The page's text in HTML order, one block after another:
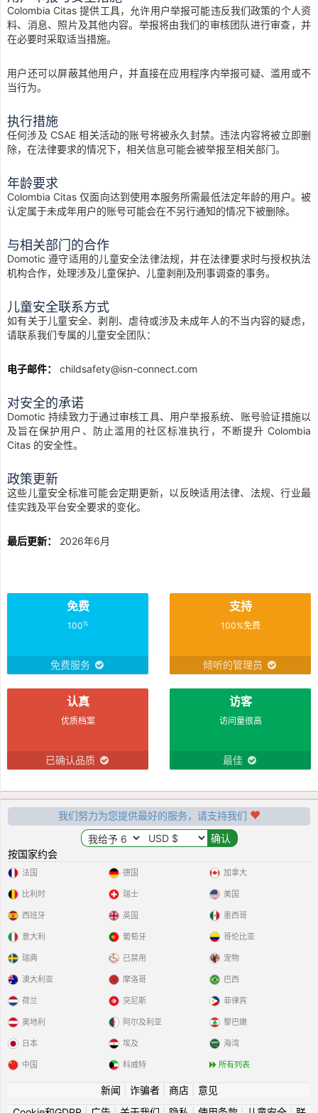
Colombia Citas 提供工具，允许用户举报可能违反我们政策的个人资
料、消息、照片及其他内容。举报将由我们的审核团队进行审查，并
在必要时采取适当措施。
用户还可以屏蔽其他用户，并直接在应用程序内举报可疑、滥用或不
当行为。
执行措施
任何涉及 CSAE 相关活动的账号将被永久封禁。违法内容将被立即删
除，在法律要求的情况下，相关信息可能会被举报至相关部门。
年龄要求
Colombia Citas 仅面向达到使用本服务所需最低法定年龄的用户。被
认定属于未成年用户的账号可能会在不另行通知的情况下被删除。
与相关部门的合作
Domotic 遵守适用的儿童安全法律法规，并在法律要求时与授权执法
机构合作，处理涉及儿童保护、儿童剥削及刑事调查的事务。
儿童安全联系方式
如有关于儿童安全、剥削、虐待或涉及未成年人的不当内容的疑虑，
请联系我们专属的儿童安全团队：
电子邮件： childsafety@isn-connect.com
对安全的承诺
Domotic 持续致力于通过审核工具、用户举报系统、账号验证措施以
及旨在保护用户、防止滥用的社区标准执行，不断提升 Colombia
Citas 的安全性。
政策更新
这些儿童安全标准可能会定期更新，以反映适用法律、法规、行业最
佳实践及平台安全要求的变化。
最后更新： 2026年6月
免费
100%
免费服务
支持
100%免费
倾听的管理员
认真
优质档案
已确认品质
访客
访问量很高
最佳
我们努力为您提供最好的服务，请支持我们
按国家约会
法国
比利时
西班牙
意大利
瑞典
德国
瑞士
英国
葡萄牙
已禁用
加拿大
美国
墨西哥
哥伦比亚
宠物
澳大利亚
荷兰
奥地利
日本
中国
摩洛哥
突尼斯
阿尔及利亚
埃及
科威特
巴西
菲律宾
黎巴嫩
海湾
所有列表
新闻 诈骗者| 商店| 意见